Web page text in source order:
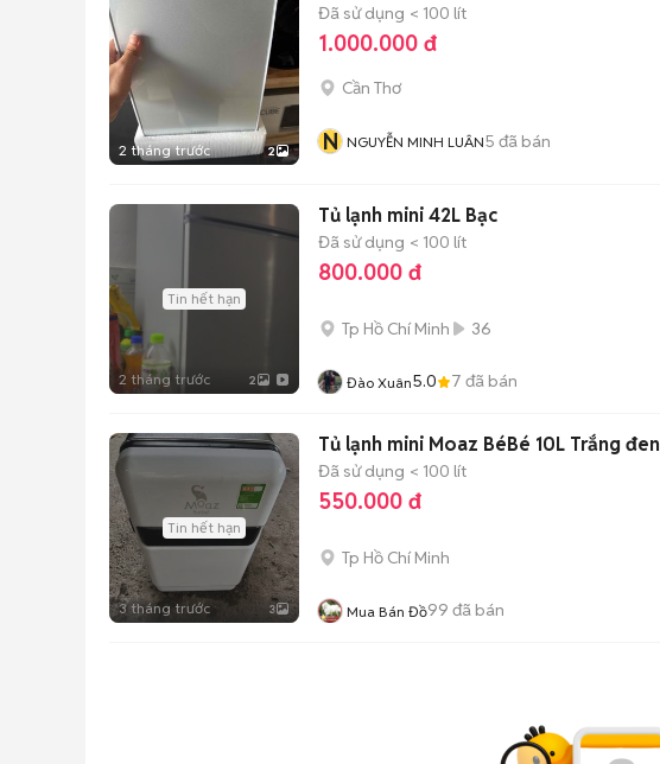
2 tháng trước 2
Đã sử dụng < 100 lít
1.000.000 đ
Cần Thơ
N NGUYỄN MINH LUÂN5 đã bán
Tin hết hạn
2 tháng trước 2
Tủ lạnh mini 42L Bạc
Đã sử dụng < 100 lít
800.000 đ
Tp Hồ Chí Minh 36
Đào Xuân5.0 7 đã bán
Tin hết hạn
3 tháng trước 3
Tủ lạnh mini Moaz BéBé 10L Trắng đen
Đã sử dụng < 100 lít
550.000 đ
Tp Hồ Chí Minh
Mua Bán Đồ99 đã bán